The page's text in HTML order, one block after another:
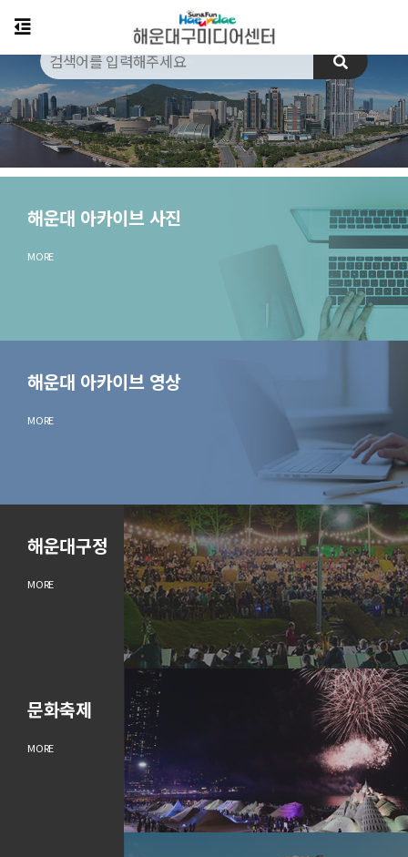
해운대 아카이브 사진
MORE
해운대 아카이브 영상
MORE
해운대구정
MORE
문화축제
MORE